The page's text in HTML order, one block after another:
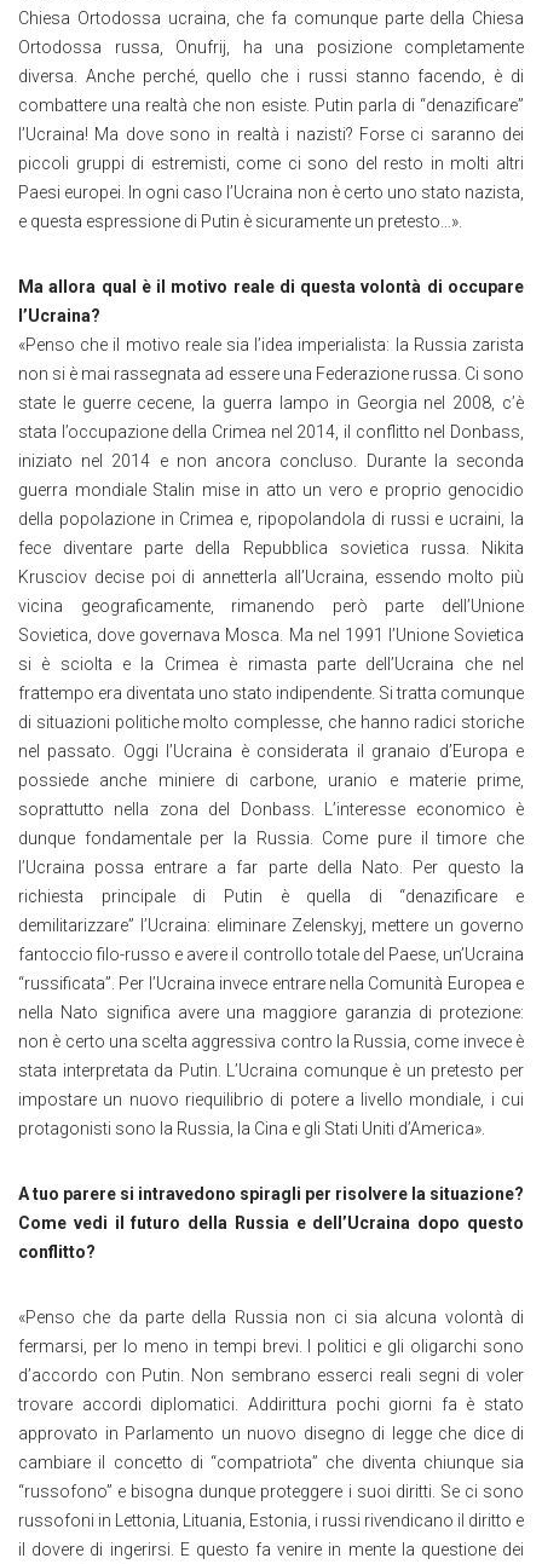
Chiesa Ortodossa ucraina, che fa comunque parte della Chiesa
Ortodossa russa, Onufrij, ha una posizione completamente
diversa. Anche perché, quello che i russi stanno facendo, è di
combattere una realtà che non esiste. Putin parla di “denazificare”
l’Ucraina! Ma dove sono in realtà i nazisti? Forse ci saranno dei
piccoli gruppi di estremisti, come ci sono del resto in molti altri
Paesi europei. In ogni caso l’Ucraina non è certo uno stato nazista,
e questa espressione di Putin è sicuramente un pretesto…».
Ma allora qual è il motivo reale di questa volontà di occupare
l’Ucraina?
«Penso che il motivo reale sia l’idea imperialista: la Russia zarista
non si è mai rassegnata ad essere una Federazione russa. Ci sono
state le guerre cecene, la guerra lampo in Georgia nel 2008, c’è
stata l’occupazione della Crimea nel 2014, il conflitto nel Donbass,
iniziato nel 2014 e non ancora concluso. Durante la seconda
guerra mondiale Stalin mise in atto un vero e proprio genocidio
della popolazione in Crimea e, ripopolandola di russi e ucraini, la
fece diventare parte della Repubblica sovietica russa. Nikita
Krusciov decise poi di annetterla all’Ucraina, essendo molto più
vicina geograficamente, rimanendo però parte dell’Unione
Sovietica, dove governava Mosca. Ma nel 1991 l’Unione Sovietica
si è sciolta e la Crimea è rimasta parte dell’Ucraina che nel
frattempo era diventata uno stato indipendente. Si tratta comunque
di situazioni politiche molto complesse, che hanno radici storiche
nel passato. Oggi l’Ucraina è considerata il granaio d’Europa e
possiede anche miniere di carbone, uranio e materie prime,
soprattutto nella zona del Donbass. L’interesse economico è
dunque fondamentale per la Russia. Come pure il timore che
l’Ucraina possa entrare a far parte della Nato. Per questo la
richiesta principale di Putin è quella di “denazificare e
demilitarizzare” l’Ucraina: eliminare Zelenskyj, mettere un governo
fantoccio filo-russo e avere il controllo totale del Paese, un’Ucraina
“russificata”. Per l’Ucraina invece entrare nella Comunità Europea e
nella Nato significa avere una maggiore garanzia di protezione:
non è certo una scelta aggressiva contro la Russia, come invece è
stata interpretata da Putin. L’Ucraina comunque è un pretesto per
impostare un nuovo riequilibrio di potere a livello mondiale, i cui
protagonisti sono la Russia, la Cina e gli Stati Uniti d’America».
A tuo parere si intravedono spiragli per risolvere la situazione?
Come vedi il futuro della Russia e dell’Ucraina dopo questo
conflitto?
«Penso che da parte della Russia non ci sia alcuna volontà di
fermarsi, per lo meno in tempi brevi. I politici e gli oligarchi sono
d’accordo con Putin. Non sembrano esserci reali segni di voler
trovare accordi diplomatici. Addirittura pochi giorni fa è stato
approvato in Parlamento un nuovo disegno di legge che dice di
cambiare il concetto di “compatriota” che diventa chiunque sia
“russofono” e bisogna dunque proteggere i suoi diritti. Se ci sono
russofoni in Lettonia, Lituania, Estonia, i russi rivendicano il diritto e
il dovere di ingerirsi. E questo fa venire in mente la questione dei